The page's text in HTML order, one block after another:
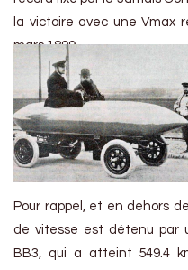
la victoire avec une Vmax
mars 1899.
Pour rappel, et en dehors
de vitesse est détenu par
BB3, qui a atteint 549.4